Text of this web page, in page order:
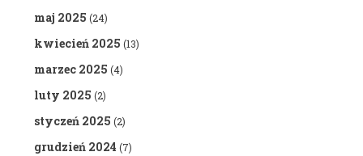
maj 2025 (24)
kwiecień 2025 (13)
marzec 2025 (4)
luty 2025 (2)
styczeń 2025 (2)
grudzień 2024 (7)